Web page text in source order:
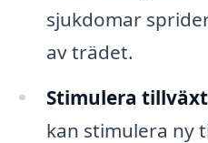
sjukdomar
av trädet.
Stimulera
kan stimulera ny